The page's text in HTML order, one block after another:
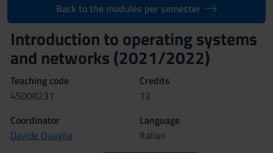
Back to the modules per semester
Introduction to operating systems
and networks (2021/2022)
Teaching code
4S008231
Credits
12
Coordinator
Davide Quaglia
Language
Italian